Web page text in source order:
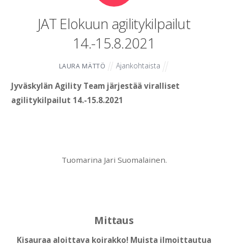
JAT Elokuun agilitykilpailut
14.-15.8.2021
LAURA MÄTTÖ Ajankohtaista
Jyväskylän Agility Team järjestää viralliset
agilitykilpailut 14.-15.8.2021
Tuomarina Jari Suomalainen.
Mittaus
Kisauraa aloittava koirakko! Muista ilmoittautua